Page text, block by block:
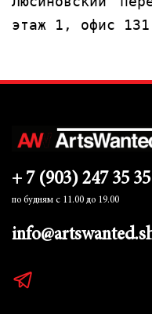
этаж 1, офис
+ 7 (903) 247 35 35
по будням с 11.00 до 19.00